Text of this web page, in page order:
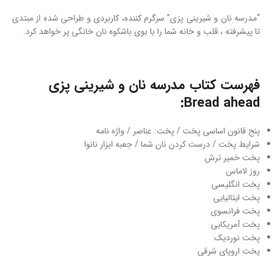
“مدرسه نان و شیرینی پزی” سرگرم کننده، کاربردی و طراحی شده از مبتدی
تا پیشرفته ، قلب و خانه شما را با بوی باشکوه نان خانگی پر خواهد کرد.
فهرست کتاب مدرسه نان و شیرینی پزی
Bread ahead:
پنج قانون اساسی پخت / پخت: عناصر / واژه نامه
شرایط پخت / درست کردن نان شما / جعبه ابزار نانوا
پخت خمیر ترش
روز لاماس
پخت انگلیسی
پخت ایتالیایی
پخت فرانسوی
پخت آمریکایی
پخت نوردیک
پخت اروپای شرقی